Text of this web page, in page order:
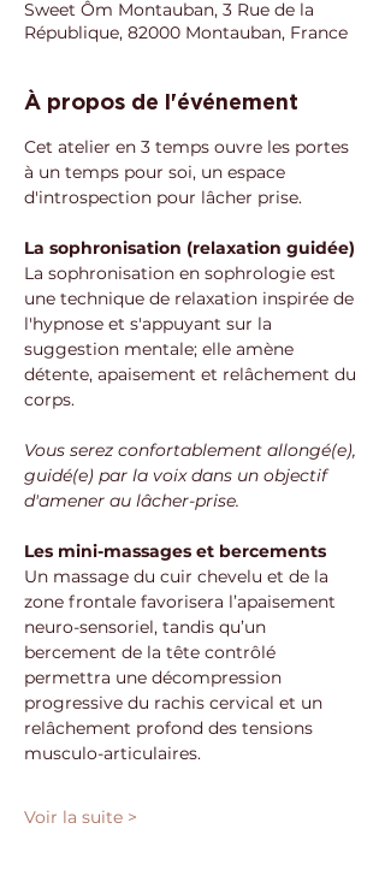
Sweet Ôm Montauban, 3 Rue de la
République, 82000 Montauban, France
À propos de l'événement
Cet atelier en 3 temps ouvre les portes
à un temps pour soi, un espace
d'introspection pour lâcher prise.
La sophronisation (relaxation guidée)
La sophronisation en sophrologie est
une technique de relaxation inspirée de
l'hypnose et s'appuyant sur la
suggestion mentale; elle amène
détente, apaisement et relâchement du
corps.
Vous serez confortablement allongé(e),
guidé(e) par la voix dans un objectif
d'amener au lâcher-prise.
Les mini-massages et bercements
Un massage du cuir chevelu et de la
zone frontale favorisera l’apaisement
neuro-sensoriel, tandis qu’un
bercement de la tête contrôlé
permettra une décompression
progressive du rachis cervical et un
relâchement profond des tensions
musculo-articulaires.
Voir la suite >